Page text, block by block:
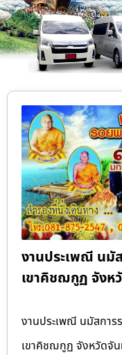
งานประเพณี นมั
เขาคิชฌกูฏ จังห
งานประเพณี นมัสกา
เขาคิชฌกูฏ จังหวัดจั